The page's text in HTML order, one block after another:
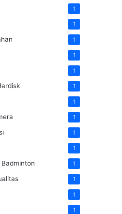
1
1
1
1
1
1
1
1
1
1
1
1
1
1